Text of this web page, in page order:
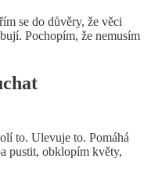
se do důvěry, že věci
Pochopím, že nemusím
to. Ulevuje to. Pomáhá
pustit, obklopím květy,